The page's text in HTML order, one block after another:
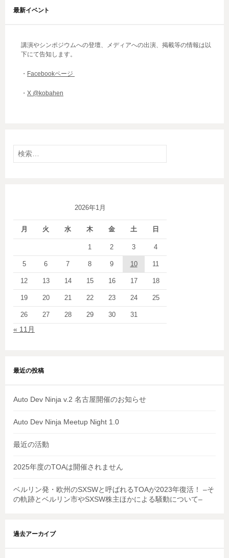
最新イベント
講演やシンポジウムへの登壇、メディアへの出演、掲載等の情報は以
下にて告知します。
・ Facebookページ
・ X @kobahen
検
索:
2026年1月
月 火 水 木 金 土 日
1 2 3 4
5 6 7 8 9 10 11
12 13 14 15 16 17 18
19 20 21 22 23 24 25
26 27 28 29 30 31
« 11月
最近の投稿
Auto Dev Ninja v.2 名古屋開催のお知らせ
Auto Dev Ninja Meetup Night 1.0
最近の活動
2025年度のTOAは開催されません
ベルリン発・欧州のSXSWと呼ばれるTOAが2023年復活！ –そ
の軌跡とベルリン市やSXSW株主ほかによる騒動について–
過去アーカイブ